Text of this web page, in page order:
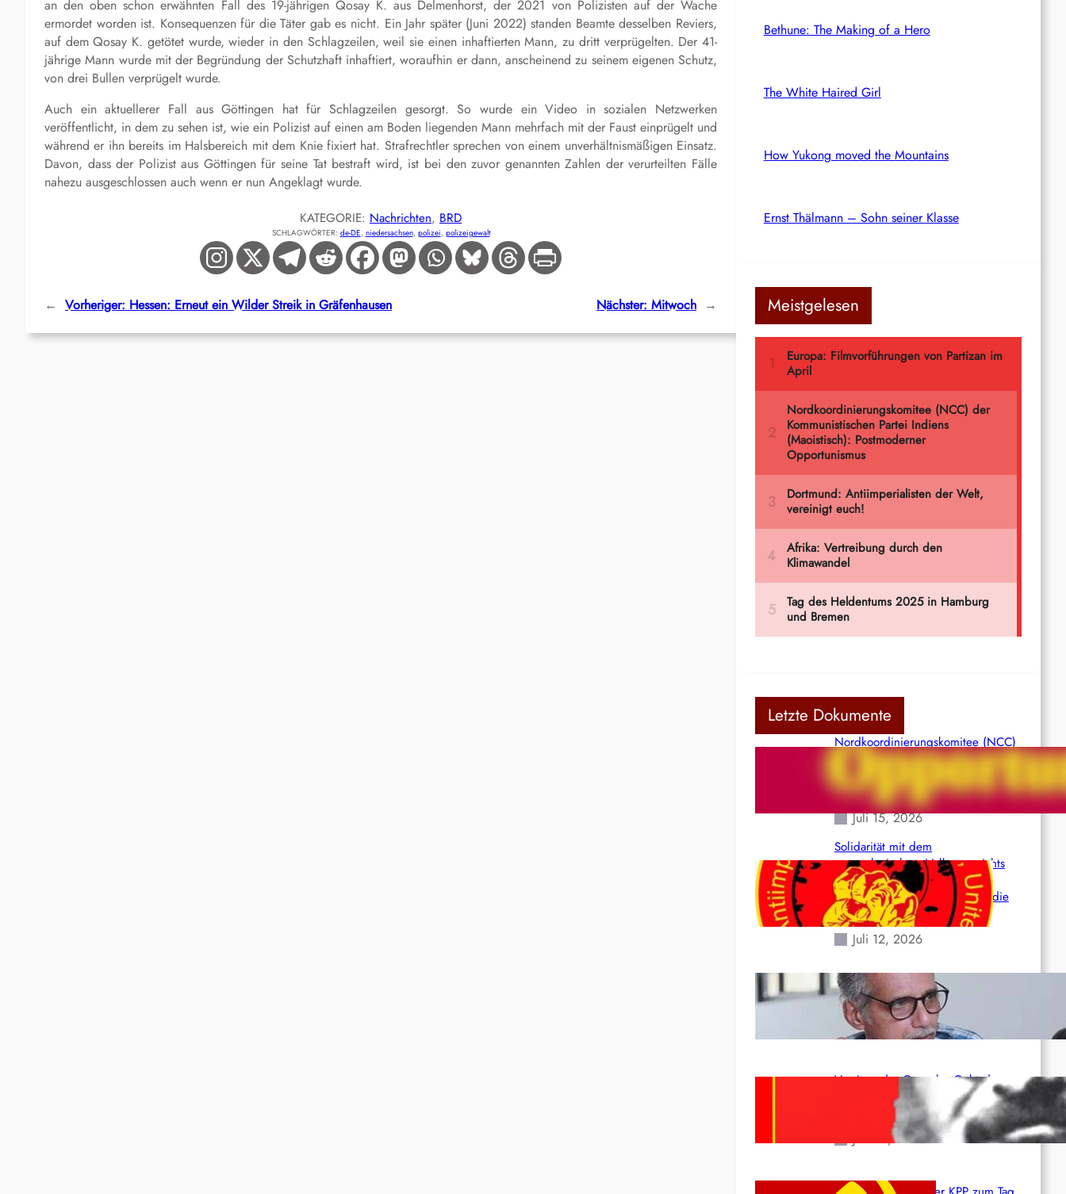
an den oben schon erwähnten Fall des 19-jährigen QosayK. aus Delmenhorst, der 2021 von Polizisten auf der Wache
ermordet worden ist. Konsequenzen für die Täter gab es nicht. Ein Jahr später (Juni 2022) standen Beamte desselben Reviers,
auf demQosay K. getötet wurde, wieder in den Schlagzeilen, weil sie einen inhaftierten Mann, zu dritt verprügelten. Der 41-
jährige Mann wurde mit der Begründung der Schutzhaft inhaftiert, woraufhin er dann, anscheinend zu seinem eigenen Schutz,
von drei Bullen verprügelt wurde.
Auch ein aktuellerer Fall aus Göttingen hat für Schlagzeilen gesorgt. So wurde ein Video in sozialen Netzwerken
veröffentlicht, in dem zu sehen ist, wie ein Polizist auf einen am Boden liegenden Mann mehrfach mit der Faust einprügelt und
während er ihn bereits im Halsbereich mit dem Knie fixiert hat. Strafrechtler sprechen von einem unverhältnismäßigen Einsatz.
Davon, dass der Polizist aus Göttingen für seine Tat bestraft wird, ist bei den zuvor genannten Zahlen der verurteilten Fälle
nahezu ausgeschlossen auch wenn er nun Angeklagt wurde.
KATEGORIE: Nachrichten, BRD
SCHLAGWÖRTER: de-DE, niedersachsen, polizei, polizeigewalt
← Vorheriger: Hessen: Erneut ein Wilder Streik in Gräfenhausen Nächster: Mitwoch →
Bethune: The Making of a Hero
The White Haired Girl
How Yukong moved the Mountains
Ernst Thälmann – Sohn seiner Klasse
Meistgelesen
Letzte Dokumente
Nordkoordinierungskomitee (NCC)
der Kommunistischen Partei Indiens
(Maoistisch): Postmoderner
Opportunismus
Juli 15, 2026
Solidarität mit dem
venezolanischem Volk angesichts
der verlorenen Leben und der
katastrophalen Situation durch die
Erdbeben des 24. Juni!
Juli 12, 2026
Indien: „Die Politik der
Kapitulation“ von K. Murali (Ajith)
Juli 1, 2026
Vorsitzender Gonzalo: Gebt das
Leben für die Partei und die
Juni 19, 2026